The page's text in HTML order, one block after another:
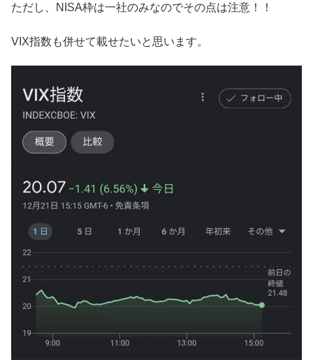
ただし、NISA枠は一社のみなのでその点は注意！！
VIX指数も併せて載せたいと思います。